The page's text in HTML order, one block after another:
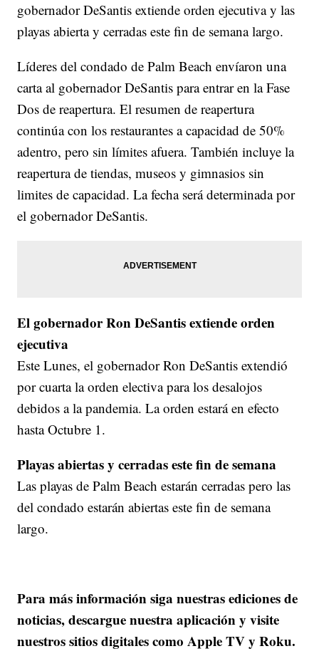
gobernador DeSantis extiende orden ejecutiva y las
playas abierta y cerradas este fin de semana largo.
Líderes del condado de Palm Beach envíaron una
carta al gobernador DeSantis para entrar en la Fase
Dos de reapertura. El resumen de reapertura
continúa con los restaurantes a capacidad de 50%
adentro, pero sin límites afuera. También incluye la
reapertura de tiendas, museos y gimnasios sin
limites de capacidad. La fecha será determinada por
el gobernador DeSantis.
El gobernador Ron DeSantis extiende orden
ejecutiva
Este Lunes, el gobernador Ron DeSantis extendió
por cuarta la orden electiva para los desalojos
debidos a la pandemia. La orden estará en efecto
hasta Octubre 1.
Playas abiertas y cerradas este fin de semana
Las playas de Palm Beach estarán cerradas pero las
del condado estarán abiertas este fin de semana
largo.
Para más información siga nuestras ediciones de
noticias, descargue nuestra aplicación y visite
nuestros sitios digitales como Apple TV y Roku.